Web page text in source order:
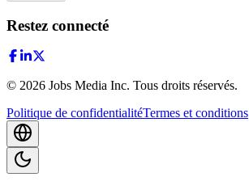
Restez connecté
© 2026 Jobs Media Inc. Tous droits réservés.
Politique de confidentialitéTermes et conditions